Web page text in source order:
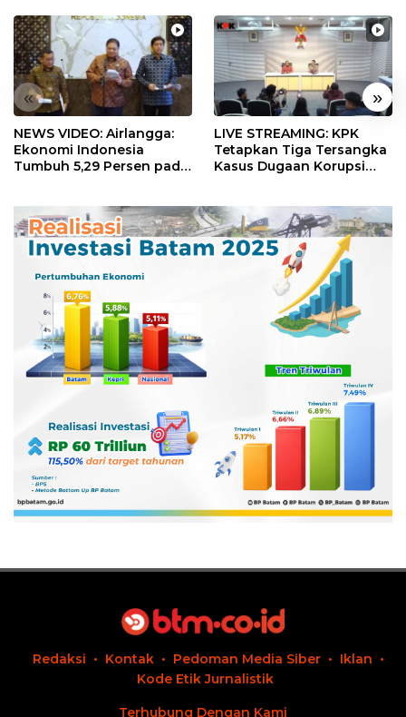
« »
NEWS VIDEO: Airlangga:
Ekonomi Indonesia
Tumbuh 5,29 Persen pada
LIVE STREAMING: KPK
Tetapkan Tiga Tersangka
Kasus Dugaan Korupsi
Redaksi Kontak Pedoman Media Siber
Iklan
Kode Etik Jurnalistik
Terhubung Dengan Kami